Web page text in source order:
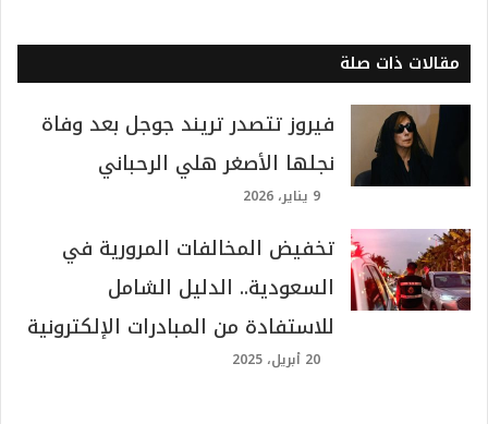
مقالات ذات صلة
فيروز تتصدر تريند جوجل بعد وفاة
نجلها الأصغر هلي الرحباني
9 يناير، 2026
تخفيض المخالفات المرورية في
السعودية.. الدليل الشامل
للاستفادة من المبادرات الإلكترونية
20 أبريل، 2025